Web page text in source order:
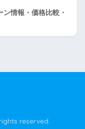
情報・価格比較・
reserved.